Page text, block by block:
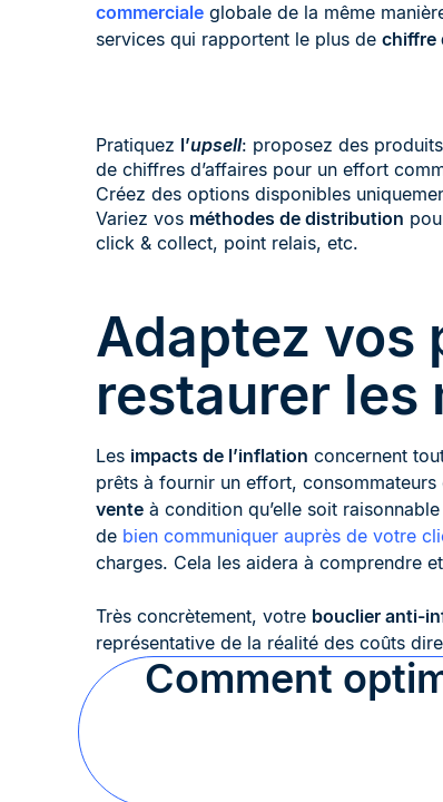
commerciale globale de la même
services qui rapportent le plus de chiffre
Pratiquez l’upsell: proposez des
de chiffres d’affaires pour un effort
Créez des options disponibles
Variez vos méthodes de distribution
click & collect, point relais, etc.
Adaptez vos
restaurer les
Les impacts de l’inflation concernent
prêts à fournir un effort,
vente à condition qu’elle soit
de bien communiquer auprès de votre
charges. Cela les aidera à comprendre
Très concrètement, votre bouclier anti-
représentative de la réalité des coûts
Comment